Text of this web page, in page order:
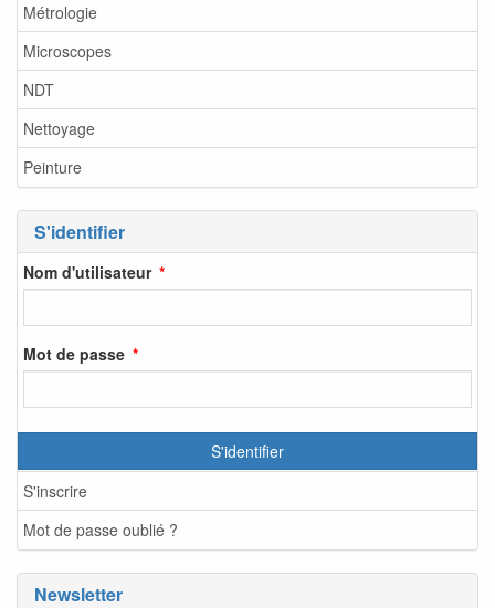
Métrologie
Microscopes
NDT
Nettoyage
Peinture
S'identifier
Nom d'utilisateur
Mot de passe
S'identifier
S'inscrire
Mot de passe oublié ?
Newsletter